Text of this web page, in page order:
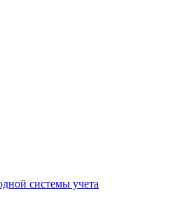
системы учета